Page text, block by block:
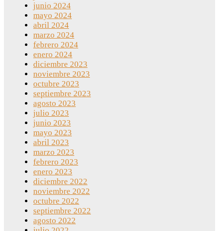
junio 2024
mayo 2024
abril 2024
marzo 2024
febrero 2024
enero 2024
diciembre 2023
noviembre 2023
octubre 2023
septiembre 2023
agosto 2023
julio 2023
junio 2023
mayo 2023
abril 2023
marzo 2023
febrero 2023
enero 2023
diciembre 2022
noviembre 2022
octubre 2022
septiembre 2022
agosto 2022